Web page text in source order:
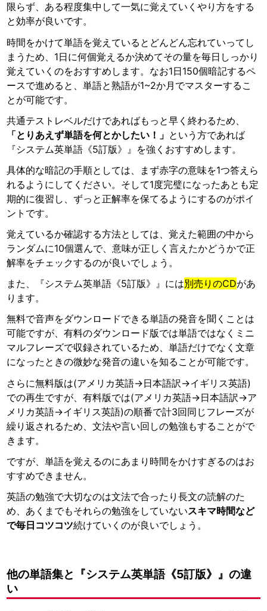
限らず、ある程度集中して一気に覚えていくやり方をする
と効率が良いです。
時間をかけて単語を覚えているとどんどん忘れていってし
まうため、1日に何個覚えるか決めてその量を毎日しっかり
覚えていくのをおすすめします。なお1日150個暗記するペ
ースで進めると、単語と熟語が1~2か月でマスターするこ
とが可能です。
共通テストレベルだけであればもっと早く終わるため、
「とりあえず単語を何とかしたい！」 という方であれば
『システム英単語《5訂版》』を強くおすすめします。
具体的な暗記の手順としては、まず赤字の意味を1つ答えら
れるようにしてください。そして1度完璧になったあとも定
期的に復習し、ずっと正解率を保てるようにするのがポイ
ントです。
覚えているか確認する方法としては、覚えた範囲の中から
ランダムに10個選んで、意味が正しく言えたかどうかで正
解率をチェックするのが良いでしょう。
また、『システム英単語《5訂版》』には別売りのCDがあ
ります。
無料で音声をダウンロードできる単語の発音を聞くことは
可能ですが、有料のダウンロード版では単語ではなくミニ
マルフレーズで収録されているため、単語だけでなく文章
になったときの微妙な発音の違いを知ることが可能です。
さらに無料版は(アメリカ英語→日本語訳→イギリス英語)
での再生ですが、有料版では(アメリカ英語→日本語訳→ア
メリカ英語→イギリス英語)の順番で計3回同じフレーズが
繰り返されるため、文法や言い回しの勉強もすることがで
きます。
ですが、単語を覚えるのにあまり時間をかけすぎるのはお
すすめできません。
英語の勉強で大切なのは文法で合ったり長文の読解のた
め、あくまでもそれらの勉強をしていないスキマ時間など
で毎日コツコツ続けていくのが良いでしょう。
他の単語集と『システム英単語《5訂版》』の違
い